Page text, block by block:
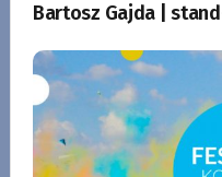
Bartosz Gajda |